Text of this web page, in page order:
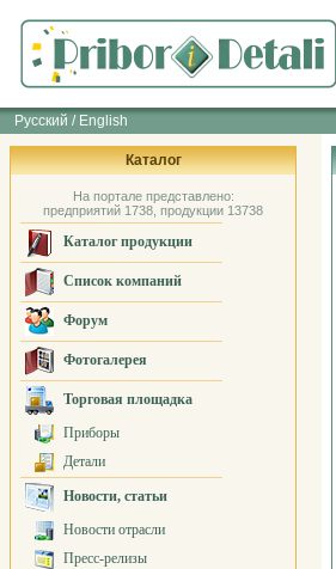
Русский / English
Каталог
На портале представлено:
предприятий 1738, продукции 13738
Каталог продукции
Список компаний
Форум
Фотогалерея
Торговая площадка
Приборы
Детали
Новости, статьи
Новости отрасли
Пресс-релизы